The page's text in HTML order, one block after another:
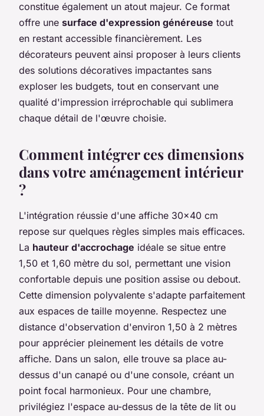
constitue également un atout majeur. Ce format
offre une surface d'expression généreuse tout
en restant accessible financièrement. Les
décorateurs peuvent ainsi proposer à leurs clients
des solutions décoratives impactantes sans
exploser les budgets, tout en conservant une
qualité d'impression irréprochable qui sublimera
chaque détail de l'œuvre choisie.
Comment intégrer ces dimensions
dans votre aménagement intérieur
?
L'intégration réussie d'une affiche 30x40 cm
repose sur quelques règles simples mais efficaces.
La hauteur d'accrochage idéale se situe entre
1,50 et 1,60 mètre du sol, permettant une vision
confortable depuis une position assise ou debout.
Cette dimension polyvalente s'adapte parfaitement
aux espaces de taille moyenne. Respectez une
distance d'observation d'environ 1,50 à 2 mètres
pour apprécier pleinement les détails de votre
affiche. Dans un salon, elle trouve sa place au-
dessus d'un canapé ou d'une console, créant un
point focal harmonieux. Pour une chambre,
privilégiez l'espace au-dessus de la tête de lit ou